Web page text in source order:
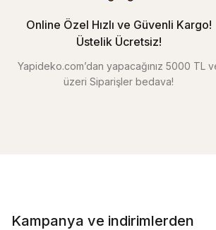
Online Özel Hızlı ve Güvenli Kargo!
Üstelik Ücretsiz!
Yapideko.com’dan yapacağınız 5000 TL
üzeri Siparişler bedava!
Kampanya ve indirimlerden